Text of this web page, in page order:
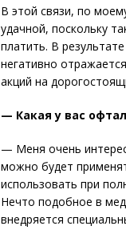
В этой связи, по
удачной, поскольку
платить. В
негативно
акций на
— Какая у вас
— Меня очень
можно будет
использовать при
Нечто подобное в
внедряется